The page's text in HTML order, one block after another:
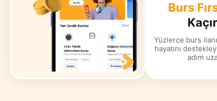
Burs
Yüzlerce burs
hayatını
adım